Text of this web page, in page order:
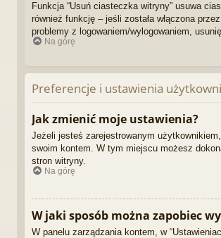
Funkcja “Usuń ciasteczka witryny” usuwa
również funkcję – jeśli została włączona
problemy z logowaniem/wylogowaniem,
Na górę
Preferencje i ustawienia
Jak zmienić moje ustawienia?
Jeżeli jesteś zarejestrowanym
swoim kontem. W tym miejscu możesz
stron witryny.
Na górę
W jaki sposób można zapobiec
W panelu zarządzania kontem, w